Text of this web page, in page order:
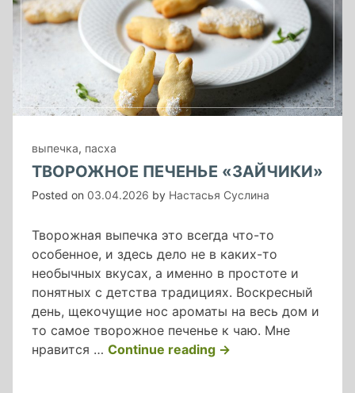
выпечка, пасха
ТВОРОЖНОЕ ПЕЧЕНЬЕ «ЗАЙЧИКИ»
Posted on 03.04.2026 by Настасья Суслина
Творожная выпечка это всегда что-то
особенное, и здесь дело не в каких-то
необычных вкусах, а именно в простоте и
понятных с детства традициях. Воскресный
день, щекочущие нос ароматы на весь дом и
то самое творожное печенье к чаю. Мне
нравится … Continue reading«творожное
→